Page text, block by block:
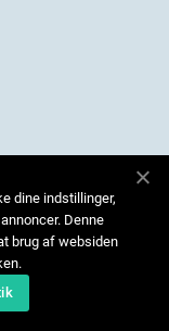
dine indstillinger,
Denne
brug af websiden